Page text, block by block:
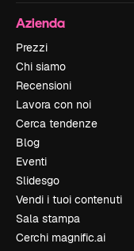
Azienda
Prezzi
Chi siamo
Recensioni
Lavora con noi
Cerca tendenze
Blog
Eventi
Slidesgo
Vendi i tuoi contenuti
Sala stampa
Cerchi magnific.ai